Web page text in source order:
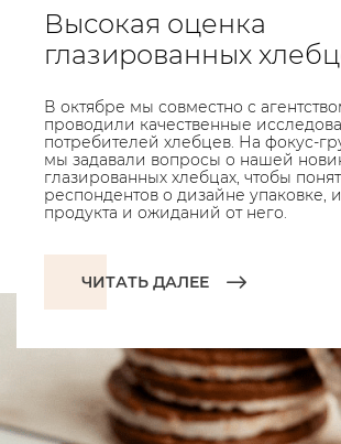
Высокая оценка
глазированных
В октябре мы совместно с
проводили качественные
потребителей хлебцев. На фокус-
мы задавали вопросы о нашей
глазированных хлебцах, чтобы
респондентов о дизайне упаковке,
продукта и ожиданий от него.
ЧИТАТЬ ДАЛЕЕ